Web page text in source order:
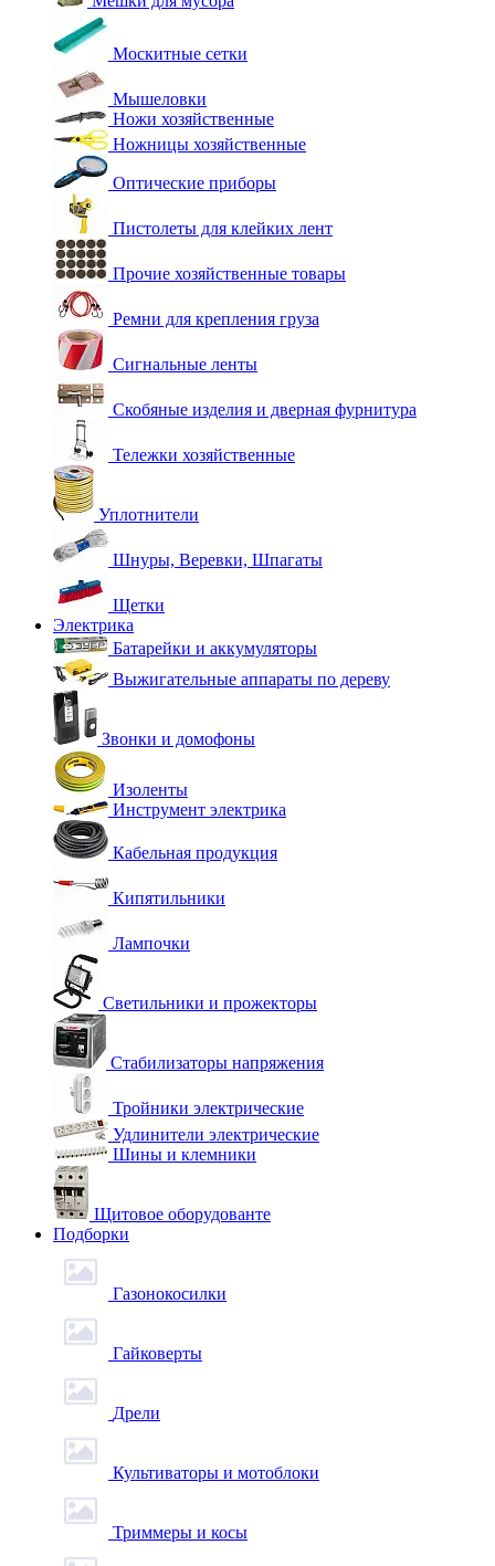
Москитные сетки
Мышеловки
Ножи хозяйственные
Ножницы хозяйственные
Оптические приборы
Пистолеты для клейких лент
Прочие хозяйственные товары
Ремни для крепления груза
Сигнальные ленты
Скобяные изделия и дверная фурнитура
Тележки хозяйственные
Уплотнители
Шнуры, Веревки, Шпагаты
Щетки
Электрика
Батарейки и аккумуляторы
Выжигательные аппараты по дереву
Звонки и домофоны
Изоленты
Инструмент электрика
Кабельная продукция
Кипятильники
Лампочки
Светильники и прожекторы
Стабилизаторы напряжения
Тройники электрические
Удлинители электрические
Шины и клемники
Щитовое оборудованте
Подборки
Газонокосилки
Гайковерты
Дрели
Культиваторы и мотоблоки
Триммеры и косы